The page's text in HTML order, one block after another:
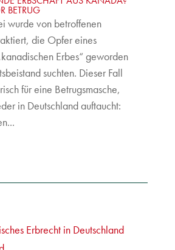
BETRUG
wurde von betroffenen
die Opfer eines
Erbes“ geworden
suchten. Dieser Fall
für eine Betrugsmasche,
in Deutschland auftaucht: